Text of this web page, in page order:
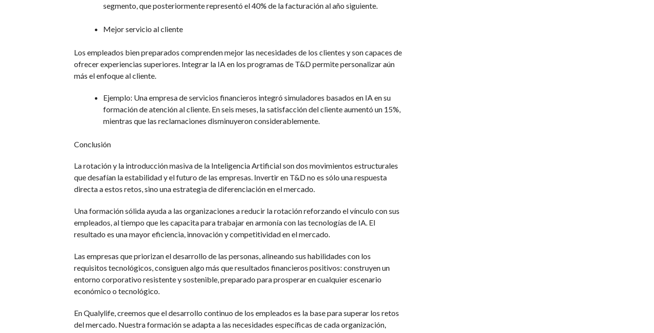
segmento, que posteriormente representó el 40% de la facturación al año siguiente.
Mejor servicio al cliente
Los empleados bien preparados comprenden mejor las necesidades de los clientes y son capaces de
ofrecer experiencias superiores. Integrar la IA en los programas de T&D permite personalizar aún
más el enfoque al cliente.
Ejemplo: Una empresa de servicios financieros integró simuladores basados en IA en su
formación de atención al cliente. En seis meses, la satisfacción del cliente aumentó un 15%,
mientras que las reclamaciones disminuyeron considerablemente.
Conclusión
La rotación y la introducción masiva de la Inteligencia Artificial son dos movimientos estructurales
que desafían la estabilidad y el futuro de las empresas. Invertir en T&D no es sólo una respuesta
directa a estos retos, sino una estrategia de diferenciación en el mercado.
Una formación sólida ayuda a las organizaciones a reducir la rotación reforzando el vínculo con sus
empleados, al tiempo que les capacita para trabajar en armonía con las tecnologías de IA. El
resultado es una mayor eficiencia, innovación y competitividad en el mercado.
Las empresas que priorizan el desarrollo de las personas, alineando sus habilidades con los
requisitos tecnológicos, consiguen algo más que resultados financieros positivos: construyen un
entorno corporativo resistente y sostenible, preparado para prosperar en cualquier escenario
económico o tecnológico.
En Qualylife, creemos que el desarrollo continuo de los empleados es la base para superar los retos
del mercado. Nuestra formación se adapta a las necesidades específicas de cada organización,